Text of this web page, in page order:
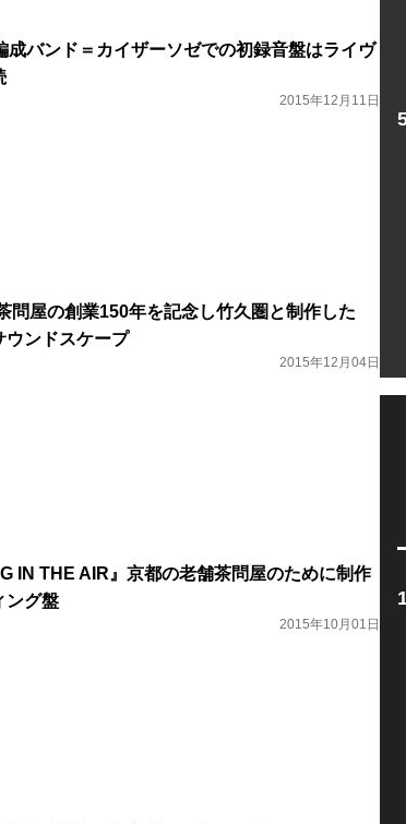
成バンド＝カイザーソゼでの初録音盤はライヴ
2015年12月11日
問屋の創業150年を記念し竹久圏と制作した
ウンドスケープ
2015年12月04日
IN THE AIR』京都の老舗茶問屋のために制作
ング盤
2015年10月01日